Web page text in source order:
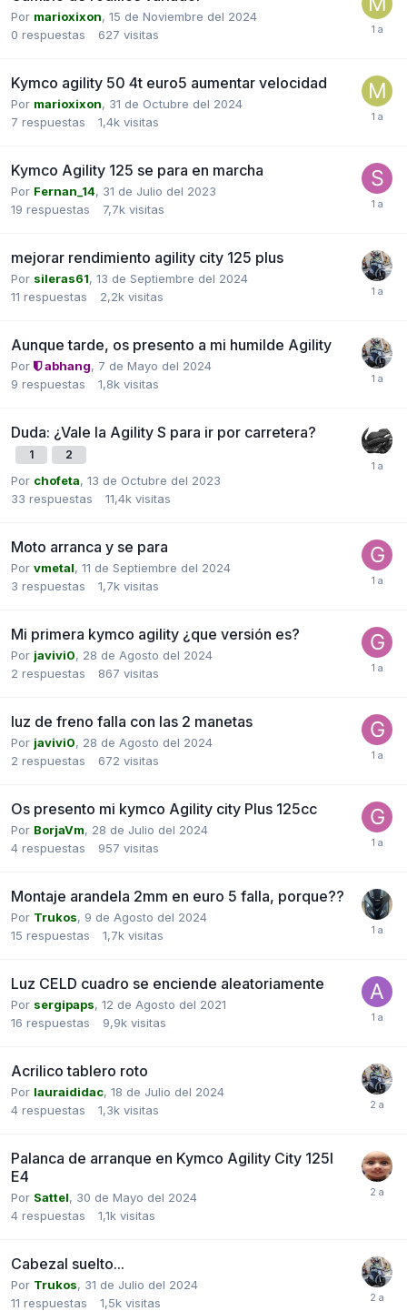
Por marioxixon, 15 de Noviembre del 2024
0 respuestas 627 visitas
Kymco agility 50 4t euro5 aumentar velocidad
Por marioxixon, 31 de Octubre del 2024
7 respuestas 1,4k visitas
Kymco Agility 125 se para en marcha
Por Fernan_14, 31 de Julio del 2023
19 respuestas 7,7k visitas
mejorar rendimiento agility city 125 plus
Por sileras61, 13 de Septiembre del 2024
11 respuestas 2,2k visitas
Aunque tarde, os presento a mi humilde Agility
Por abhang, 7 de Mayo del 2024
9 respuestas 1,8k visitas
Duda: ¿Vale la Agility S para ir por carretera?
1 2
Por chofeta, 13 de Octubre del 2023
33 respuestas 11,4k visitas
Moto arranca y se para
Por vmetal, 11 de Septiembre del 2024
3 respuestas 1,7k visitas
Mi primera kymco agility ¿que versión es?
Por javivi0, 28 de Agosto del 2024
2 respuestas 867 visitas
luz de freno falla con las 2 manetas
Por javivi0, 28 de Agosto del 2024
2 respuestas 672 visitas
Os presento mi kymco Agility city Plus 125cc
Por BorjaVm, 28 de Julio del 2024
4 respuestas 957 visitas
Montaje arandela 2mm en euro 5 falla, porque??
Por Trukos, 9 de Agosto del 2024
15 respuestas 1,7k visitas
Luz CELD cuadro se enciende aleatoriamente
Por sergipaps, 12 de Agosto del 2021
16 respuestas 9,9k visitas
Acrilico tablero roto
Por lauraididac, 18 de Julio del 2024
4 respuestas 1,3k visitas
Palanca de arranque en Kymco Agility City 125I
E4
Por Sattel, 30 de Mayo del 2024
4 respuestas 1,1k visitas
Cabezal suelto...
Por Trukos, 31 de Julio del 2024
11 respuestas 1,5k visitas